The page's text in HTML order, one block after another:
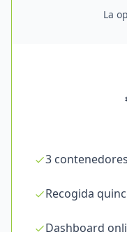
La
3
Recogida
Dashboard